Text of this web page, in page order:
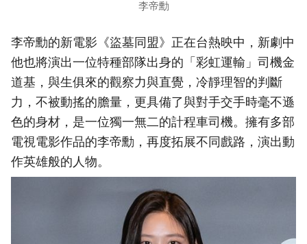
李帝勳
李帝勳的新電影《盜墓同盟》正在台熱映中，新劇中
他也將演出一位特種部隊出身的「彩虹運輸」司機金
道基，與生俱來的觀察力與直覺，冷靜理智的判斷
力，不被動搖的膽量，更具備了與對手交手時毫不遜
色的身材，是一位獨一無二的計程車司機。擁有多部
電視電影作品的李帝勳，再度拓展不同戲路，演出動
作英雄般的人物。